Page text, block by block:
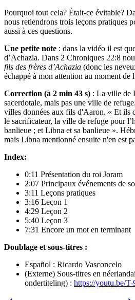
Pourquoi tout cela? Était-ce évitable?
nous retiendrons trois leçons pratiques
aussi à ces questions.
Une petite note : dans la vidéo il est
d’Achazia. Dans 2 Chroniques 22:8
fils des frères d’Achazia (donc les
échappé à mon attention au moment de
Correction (à 2 min 43 s) : La ville de
sacerdotale, mais pas une ville de
villes données aux fils d'Aaron. « Et ils
le sacrificateur, la ville de refuge pour
banlieue ; et Libna et sa banlieue ».
mais Libna mentionné ensuite n'en est
Index:
0:11 Présentation du roi Joram
2:07 Principaux événements de
3:11 Leçons pratiques
3:16 Leçon 1
4:29 Leçon 2
5:40 Leçon 3
7:31 Encore un mot en terminant
Doublage et sous-titres :
Español : Ricardo Vasconcelo
(Externe) Sous-titres en
ondertiteling) : https://youtu.be/